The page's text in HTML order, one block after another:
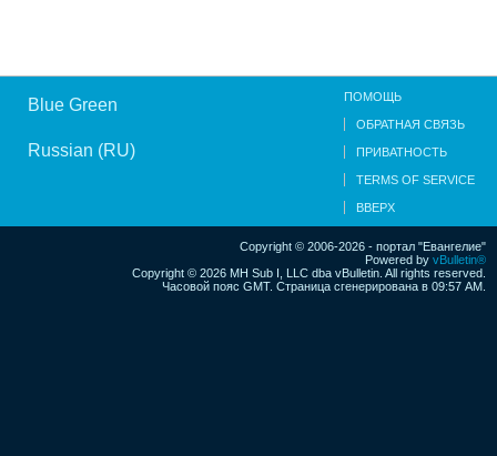
Blue Green
Russian (RU)
ПОМОЩЬ
ОБРАТНАЯ СВЯЗЬ
ПРИВАТНОСТЬ
TERMS OF SERVICE
ВВЕРХ
Copyright © 2006-2026 - портал "Евангелие"
Powered by vBulletin®
Copyright © 2026 MH Sub I, LLC dba vBulletin. All rights reserved.
Часовой пояс GMT. Страница сгенерирована в 09:57 AM.